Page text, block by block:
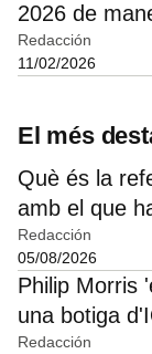
2026 de
Redacción
11/02/2026
El més
Què és la
amb el que
Redacción
05/08/2026
Philip Morris
una botiga
Redacción